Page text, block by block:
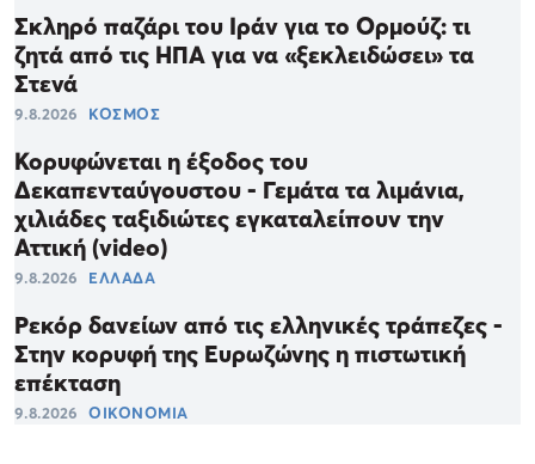
Σκληρό παζάρι του Ιράν για το Ορμούζ: τι
ζητά από τις ΗΠΑ για να «ξεκλειδώσει» τα
Στενά
9.8.2026 ΚΟΣΜΟΣ
Κορυφώνεται η έξοδος του
Δεκαπενταύγουστου - Γεμάτα τα λιμάνια,
χιλιάδες ταξιδιώτες εγκαταλείπουν την
Αττική (video)
9.8.2026 ΕΛΛΑΔΑ
Ρεκόρ δανείων από τις ελληνικές τράπεζες -
Στην κορυφή της Ευρωζώνης η πιστωτική
επέκταση
9.8.2026 ΟΙΚΟΝΟΜΙΑ